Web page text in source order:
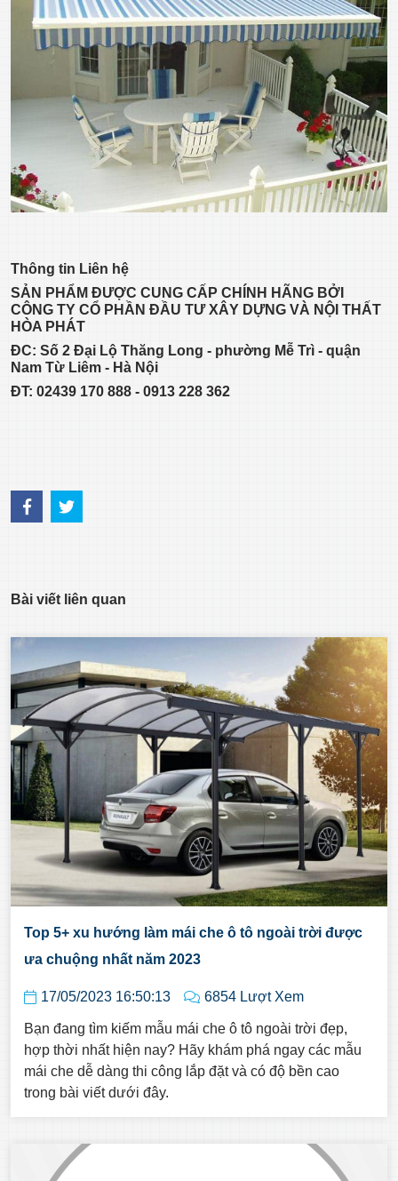
Thông tin Liên hệ
SẢN PHẨM ĐƯỢC CUNG CẤP CHÍNH HÃNG BỞI
CÔNG TY CỔ PHẦN ĐẦU TƯ XÂY DỰNG VÀ NỘI THẤT
HÒA PHÁT
ĐC: Số 2 Đại Lộ Thăng Long - phường Mễ Trì - quận
Nam Từ Liêm - Hà Nội
ĐT: 02439 170 888 - 0913 228 362
Bài viết liên quan
Top 5+ xu hướng làm mái che ô tô ngoài trời được
ưa chuộng nhất năm 2023
17/05/2023 16:50:13 6854 Lượt Xem
Bạn đang tìm kiếm mẫu mái che ô tô ngoài trời đẹp,
hợp thời nhất hiện nay? Hãy khám phá ngay các mẫu
mái che dễ dàng thi công lắp đặt và có độ bền cao
trong bài viết dưới đây.